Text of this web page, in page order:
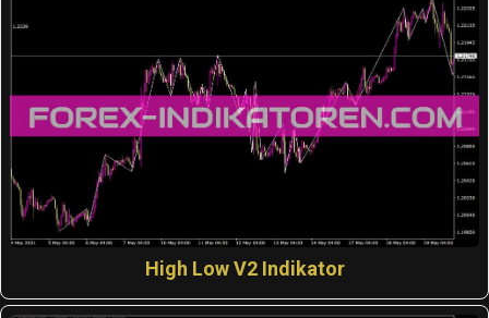
High Low V2 Indikator